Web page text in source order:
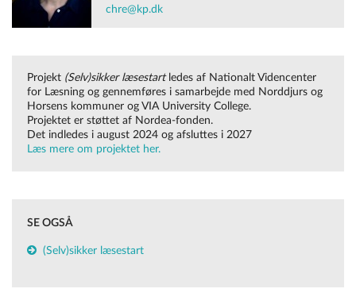
chre@kp.dk
Projekt (Selv)sikker læsestartledes af Nationalt Videncenter
for Læsning og gennemføres i samarbejde med Norddjurs og
Horsens kommuner og VIA University College.
Projektet er støttet af Nordea-fonden.
Det indledes i august 2024 og afsluttes i 2027
Læs mere om projektet her.
SE OGSÅ
(Selv)sikker læsestart